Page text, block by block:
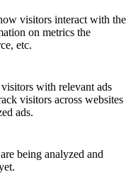
visitors interact with the
on metrics the
etc.
with relevant ads
visitors across websites
ads.
being analyzed and